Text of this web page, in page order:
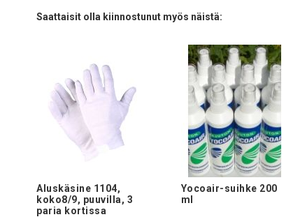
Saattaisit olla kiinnostunut myös näistä:
Aluskäsine 1104,
koko8/9, puuvilla, 3
paria kortissa
Yocoair-suihke 200
ml